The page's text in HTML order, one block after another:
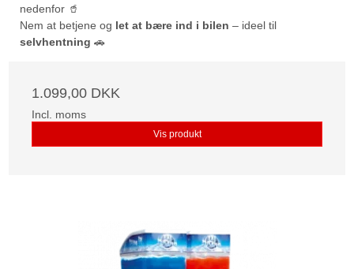
nedenfor 🥤
Nem at betjene og let at bære ind i bilen – ideel til
selvhentning 🚗
1.099,00 DKK
Incl. moms
Vis produkt